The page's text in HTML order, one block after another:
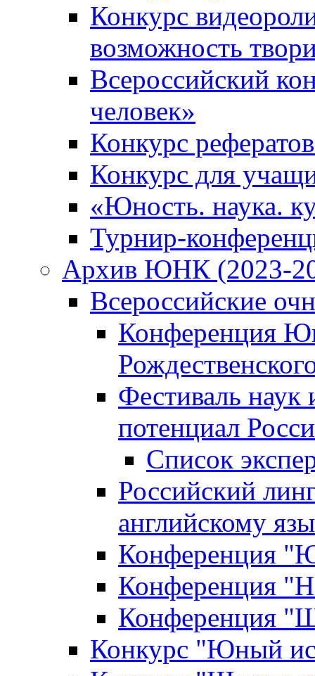
Конкурс
возможность
Всероссийский
человек»
Конкурс
Конкурс для
«Юность. наука.
Турнир-
Архив ЮНК (2023-
Всероссийские
Конференция
Фестиваль наук
потенциал
Список
Российский
английскому
Конференция
Конференция
Конференция
Конкурс "Юный